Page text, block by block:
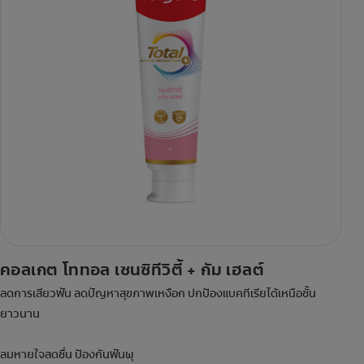
คอลเกต โททอล เซนซิทีวิตี้ + กัม เฮลต์
ลดการเสียวฟัน ลดปัญหาสุขภาพเหงือก ปกป้องแบคทีเรียได้เหนือชั้น
ยาวนาน
ลมหายใจสดชื่น ป้องกันฟันผุ